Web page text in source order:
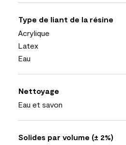
Type de liant de la résine
Acrylique
Latex
Eau
Nettoyage
Eau et savon
Solides par volume (± 2%)